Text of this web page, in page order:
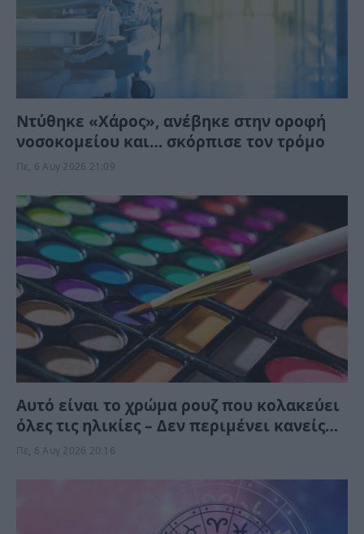
Ντύθηκε «Χάρος», ανέβηκε στην οροφή
νοσοκομείου και… σκόρπισε τον τρόμο
Πε, 6 Αυγ 2026 21:09
Αυτό είναι το χρώμα ρουζ που κολακεύει
όλες τις ηλικίες – Δεν περιμένει κανείς
ότι “χαρίζει” τέτοια φρεσκάδα και
Πε, 6 Αυγ 2026 20:16